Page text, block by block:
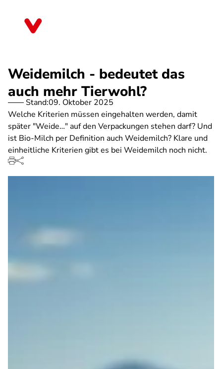
Weidemilch - bedeutet das
auch mehr Tierwohl?
Stand:09. Oktober 2025
Welche Kriterien müssen eingehalten werden, damit
später "Weide…" auf den Verpackungen stehen darf? Und
ist Bio-Milch per Definition auch Weidemilch? Klare und
einheitliche Kriterien gibt es bei Weidemilch noch nicht.